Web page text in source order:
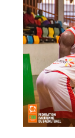
D
N
6 N V
8 V V
8 N N